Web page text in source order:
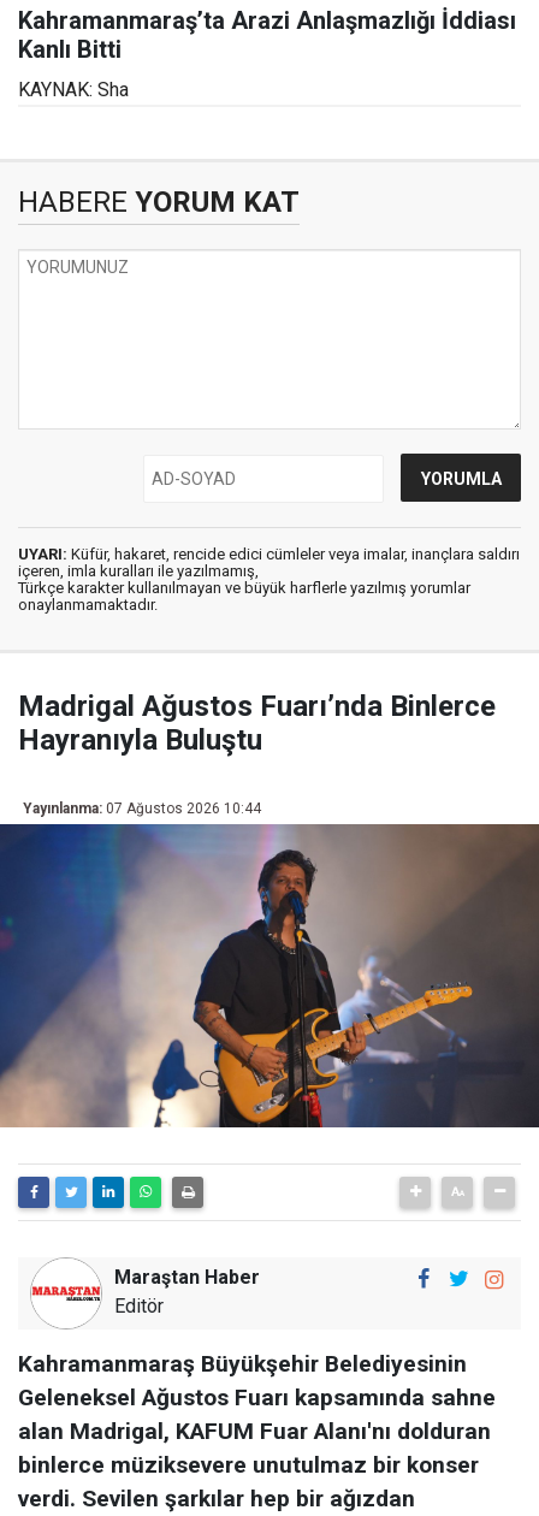
Kahramanmaraş’ta Arazi Anlaşmazlığı İddiası
Kanlı Bitti
KAYNAK: Sha
HABERE YORUM KAT
UYARI: Küfür, hakaret, rencide edici cümleler veya imalar, inançlara saldırı
içeren, imla kuralları ile yazılmamış,
Türkçe karakter kullanılmayan ve büyük harflerle yazılmış yorumlar
onaylanmamaktadır.
Madrigal Ağustos Fuarı’nda Binlerce
Hayranıyla Buluştu
Yayınlanma: 07 Ağustos 2026 10:44
Maraştan Haber
Editör
Kahramanmaraş Büyükşehir Belediyesinin
Geleneksel Ağustos Fuarı kapsamında sahne
alan Madrigal, KAFUM Fuar Alanı'nı dolduran
binlerce müziksevere unutulmaz bir konser
verdi. Sevilen şarkılar hep bir ağızdan